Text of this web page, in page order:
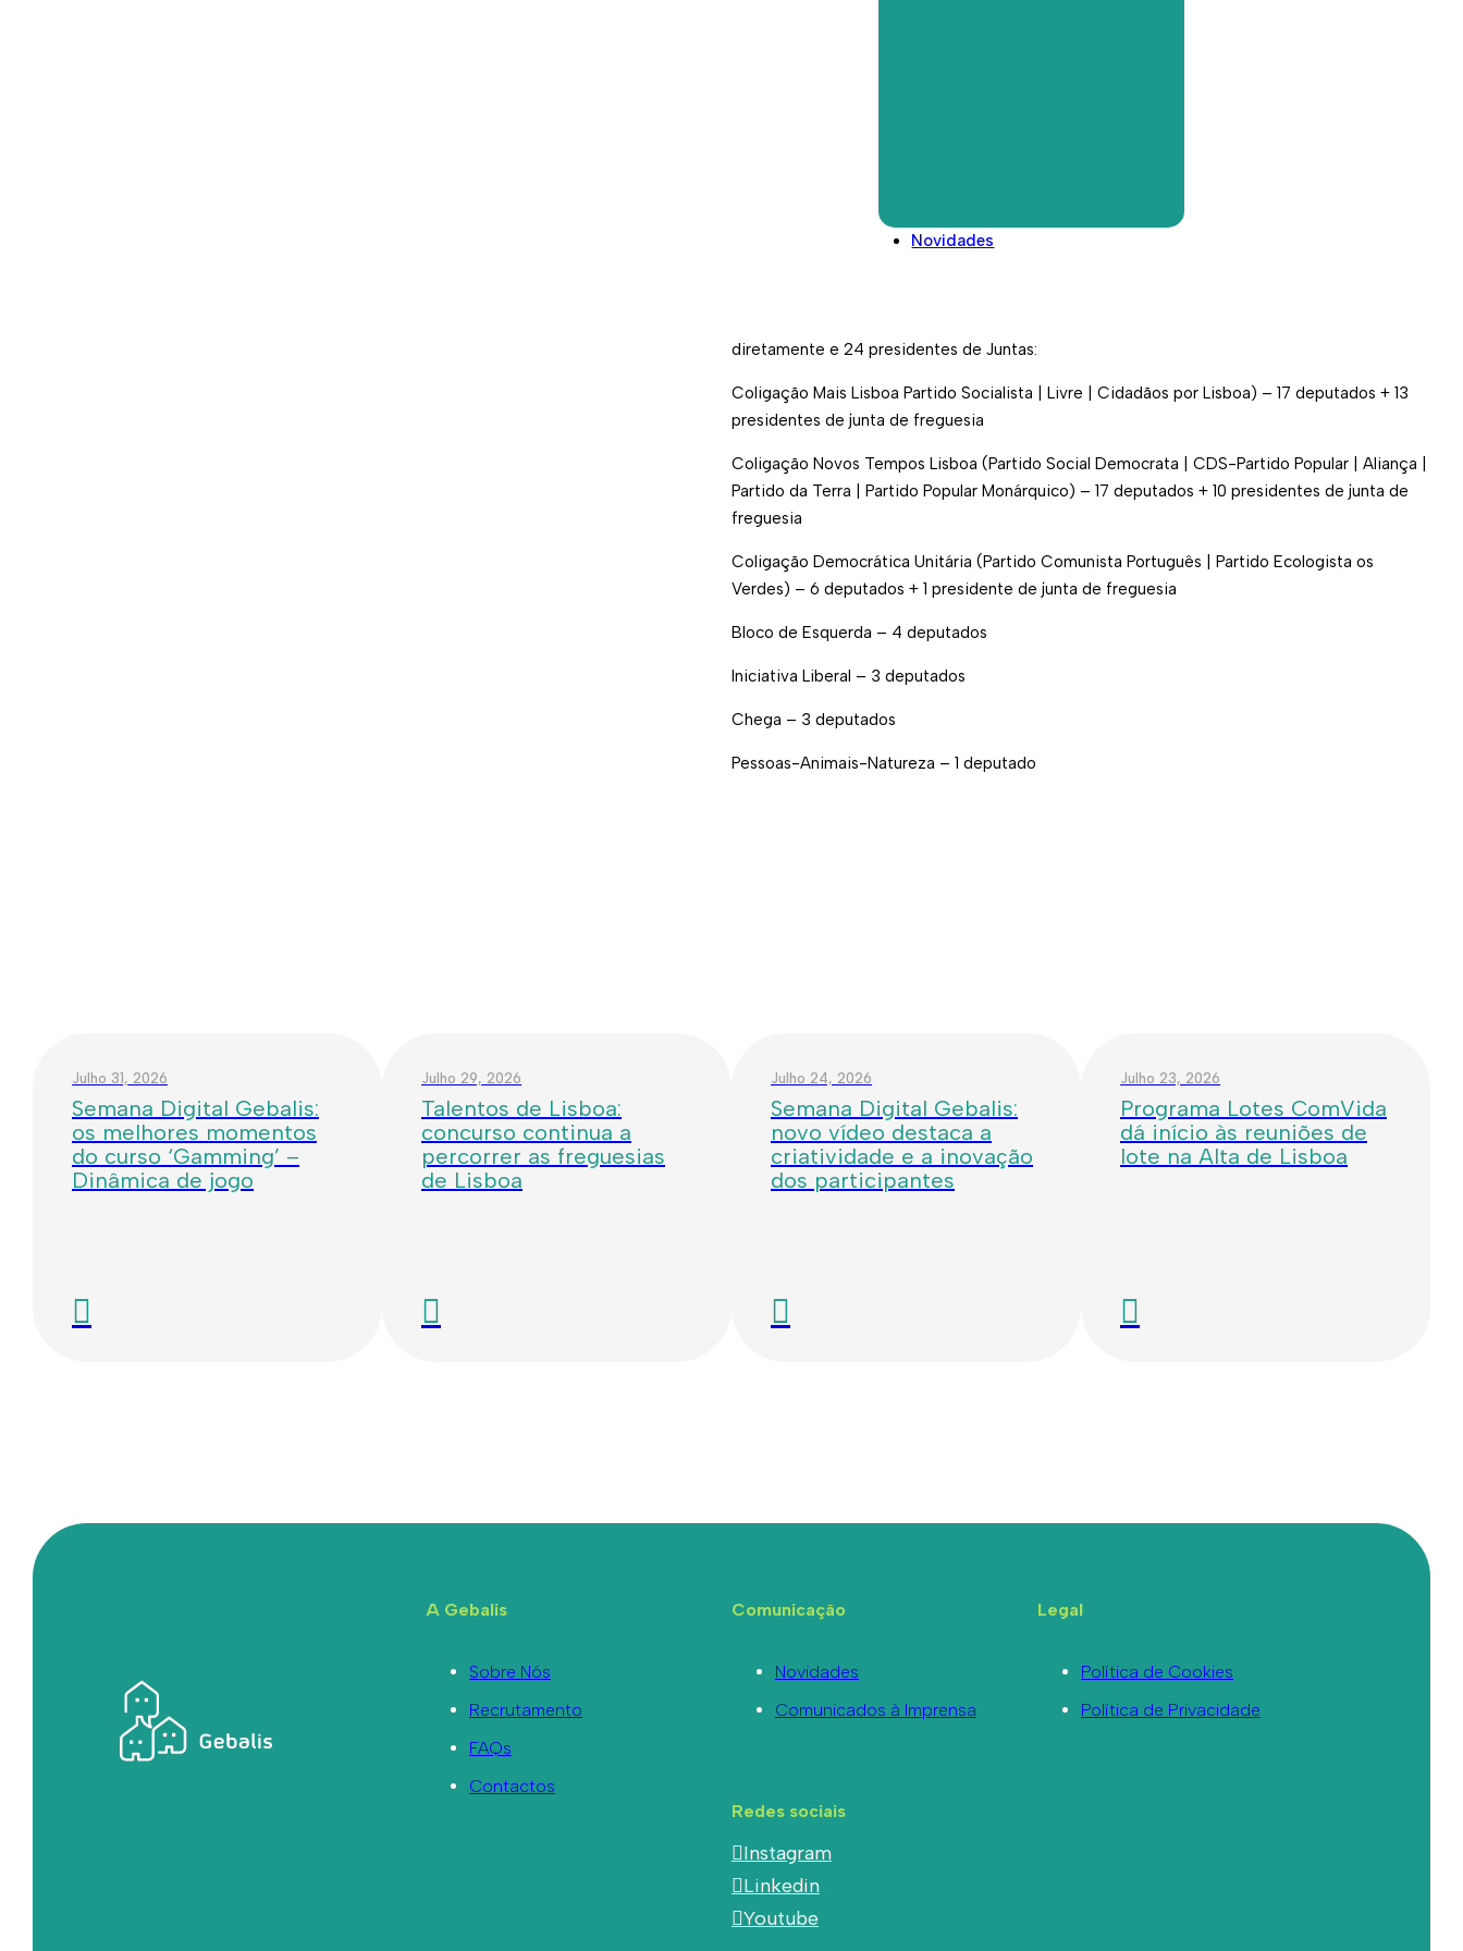
Novidades
Presidente da Assembleia Municipal de Lisboa, pelos deputados municipais eleitos no
passado dia 26 de setembro. Na mesma cerimónia tomaram posse, na qualidade de
diretamente e 24 presidentes de Juntas:
Coligação Mais Lisboa Partido Socialista | Livre | Cidadãos por Lisboa) – 17 deputados + 13
presidentes de junta de freguesia
Coligação Novos Tempos Lisboa (Partido Social Democrata | CDS-Partido Popular | Aliança |
Partido da Terra | Partido Popular Monárquico) – 17 deputados + 10 presidentes de junta de
freguesia
Coligação Democrática Unitária (Partido Comunista Português | Partido Ecologista os
Verdes) – 6 deputados + 1 presidente de junta de freguesia
Bloco de Esquerda – 4 deputados
Iniciativa Liberal – 3 deputados
Chega – 3 deputados
Pessoas-Animais-Natureza – 1 deputado
Julho 31, 2026
Semana Digital Gebalis:
os melhores momentos
do curso ‘Gamming’ –
Dinâmica de jogo
Julho 29, 2026
Talentos de Lisboa:
concurso continua a
percorrer as freguesias
de Lisboa
Julho 24, 2026
Semana Digital Gebalis:
novo vídeo destaca a
criatividade e a inovação
dos participantes
Julho 23, 2026
Programa Lotes ComVida
dá início às reuniões de
lote na Alta de Lisboa
A Gebalis
Sobre Nós
Recrutamento
FAQs
Contactos
Comunicação
Novidades
Comunicados à Imprensa
Redes sociais
Instagram
Linkedin
Youtube
Legal
Política de Cookies
Política de Privacidade